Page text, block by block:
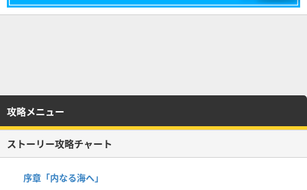
攻略メニュー
ストーリー攻略チャート
序章「内なる海へ」